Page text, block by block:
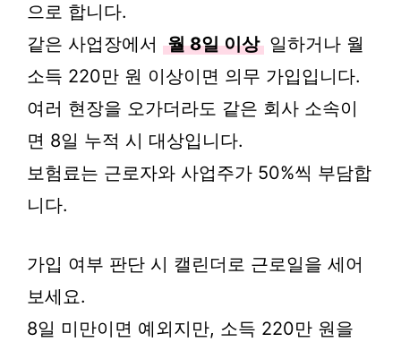
으로 합니다.
같은 사업장에서 월 8일 이상 일하거나 월
소득 220만 원 이상이면 의무 가입입니다.
여러 현장을 오가더라도 같은 회사 소속이
면 8일 누적 시 대상입니다.
보험료는 근로자와 사업주가 50%씩 부담합
니다.
가입 여부 판단 시 캘린더로 근로일을 세어
보세요.
8일 미만이면 예외지만, 소득 220만 원을